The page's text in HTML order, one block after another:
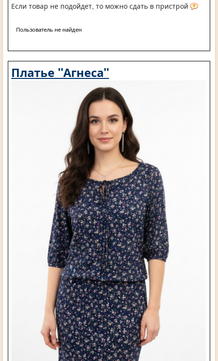
Если товар не подойдет, то можно сдать в пристрой
Пользователь не найден
Платье "Агнеса"